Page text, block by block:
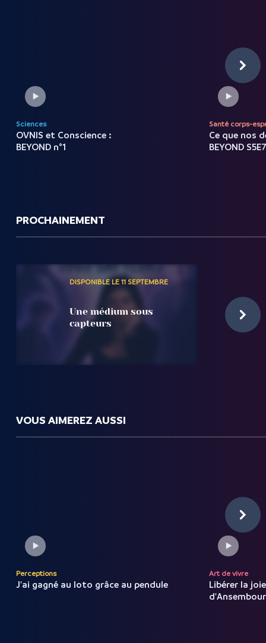
Sciences
OVNIS et Conscience :
BEYOND n°1
Santé corps-
Ce que nos
BEYOND S5E7
PROCHAINEMENT
DISPONIBLE LE 11 SEPTEMBRE
Une médium sous
capteurs
VOUS AIMEREZ AUSSI
Perceptions
J'ai gagné au loto grâce au pendule
Art de vivre
Libérer la